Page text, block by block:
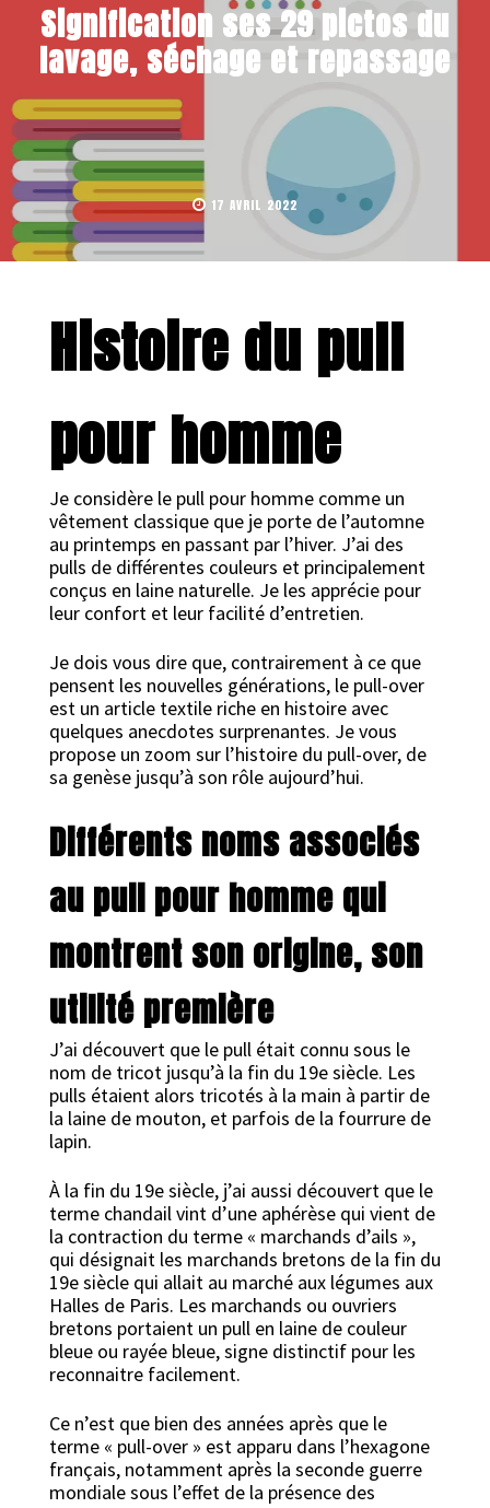
Signification ses 29 pictos du
lavage, séchage et repassage
17 AVRIL 2022
Histoire du pull
pour homme
Je considère le pull pour homme comme un
vêtement classique que je porte de l’automne
au printemps en passant par l’hiver. J’ai des
pulls de différentes couleurs et principalement
conçus en laine naturelle. Je les apprécie pour
leur confort et leur facilité d’entretien.
Je dois vous dire que, contrairement à ce que
pensent les nouvelles générations, le pull-over
est un article textile riche en histoire avec
quelques anecdotes surprenantes. Je vous
propose un zoom sur l’histoire du pull-over, de
sa genèse jusqu’à son rôle aujourd’hui.
Différents noms associés
au pull pour homme qui
montrent son origine, son
utilité première
J’ai découvert que le pull était connu sous le
nom de tricot jusqu’à la fin du 19e siècle. Les
pulls étaient alors tricotés à la main à partir de
la laine de mouton, et parfois de la fourrure de
lapin.
À la fin du 19e siècle, j’ai aussi découvert que le
terme chandail vint d’une aphérèse qui vient de
la contraction du terme « marchands d’ails »,
qui désignait les marchands bretons de la fin du
19e siècle qui allait au marché aux légumes aux
Halles de Paris. Les marchands ou ouvriers
bretons portaient un pull en laine de couleur
bleue ou rayée bleue, signe distinctif pour les
reconnaitre facilement.
Ce n’est que bien des années après que le
terme « pull-over » est apparu dans l’hexagone
français, notamment après la seconde guerre
mondiale sous l’effet de la présence des